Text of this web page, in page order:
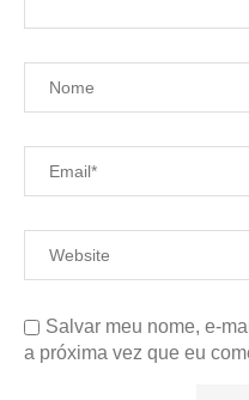
Salvar meu nome, e-
a próxima vez que eu